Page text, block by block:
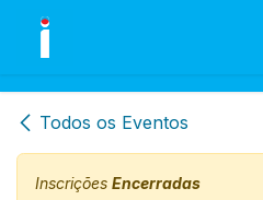
Skip to Content
Todos os Eventos
Inscrições Encerradas